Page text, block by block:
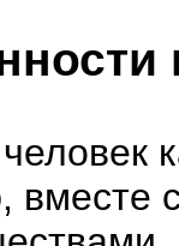
вместе